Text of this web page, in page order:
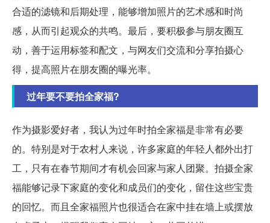
合适的滤镜和后期处理，能够增加照片的艺术感和时尚
感，从而引起观众的共鸣。最后，要积极参与朋友圈互
动，善于运用标签和配文，与网友们交流和分享拍摄心
得，提高照片在朋友圈的曝光率。
过年要不要拍全家福?
作为摄影爱好者，我认为过年时拍全家福是非常有必要
的。特别是对于农村人来说，许多家庭的年轻人都外出打
工，只有在春节期间才有机会回家与家人团聚。拍摄全家
福能够记录下家庭的变化和成员们的变化，留住这些宝贵
的回忆。而且全家福照片也很适合在家中挂在墙上或摆放